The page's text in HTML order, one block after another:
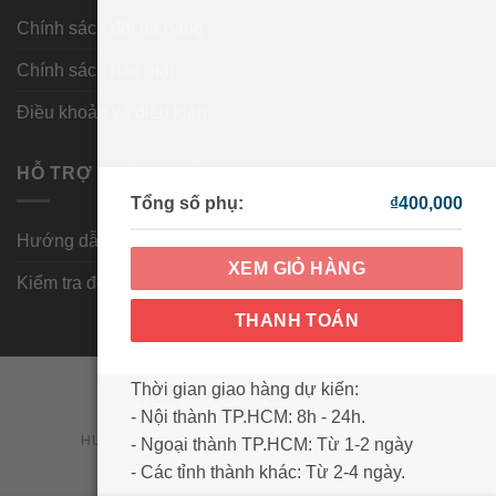
Tổng số phụ: ₫400,000
XEM GIỎ HÀNG
THANH TOÁN
Thời gian giao hàng dự kiến:
- Nội thành TP.HCM: 8h - 24h.
- Ngoại thành TP.HCM: Từ 1-2 ngày
- Các tỉnh thành khác: Từ 2-4 ngày.
Đối tượng sử dụng Inner Supple Nhật Bản
Chính sách đổi trả hàng
Chính sách bảo mật
Điều khoản và điều kiện
HỖ TRỢ KHÁCH HÀNG
Hướng dẫn mua hàng
Kiểm tra đơn hàng
Visa PayPal MasterCard
On
Delivery
HƯỚNG DẪN MUA HÀNG KIỂM TRA ĐƠN HÀNG
Copyright 2026 ©Wowmart VN